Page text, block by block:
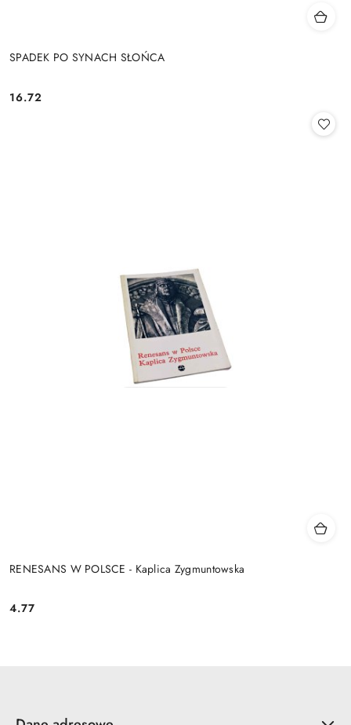
SPADEK PO SYNACH SŁOŃCA
Cena:
16.72
RENESANS W POLSCE - Kaplica Zygmuntowska
Cena:
4.77